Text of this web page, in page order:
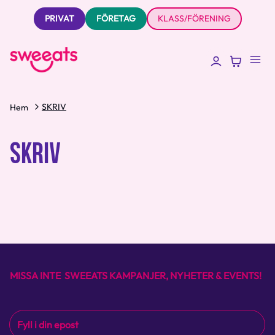
PRIVAT FÖRETAG KLASS/FÖRENING
Hem SKRIV
SKRIV
MISSA INTE SWEEATS KAMPANJER, NYHETER & EVENTS!